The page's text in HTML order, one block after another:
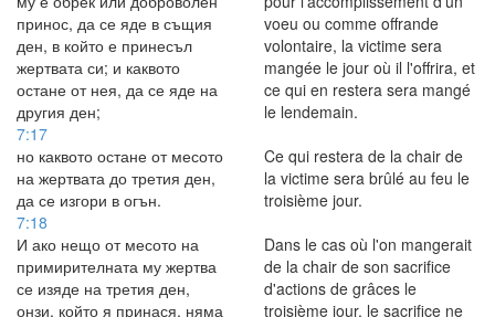
принос, да се яде в същия
ден, в който е принесъл
жертвата си; и каквото
остане от нея, да се яде на
другия ден;
voeu ou comme offrande
volontaire, la victime sera
mangée le jour où il l'offrira, et
ce qui en restera sera mangé
le lendemain.
7:17
но каквото остане от месото
на жертвата до третия ден,
да се изгори в огън.
Ce qui restera de la chair de
la victime sera brûlé au feu le
troisième jour.
7:18
И ако нещо от месото на
примирителната му жертва
се изяде на третия ден,
онзи, който я принася, няма
Dans le cas où l'on mangerait
de la chair de son sacrifice
d'actions de grâces le
troisième jour, le sacrifice ne